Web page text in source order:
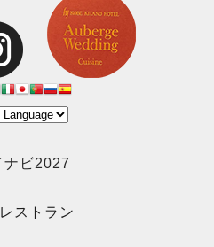
レストラン